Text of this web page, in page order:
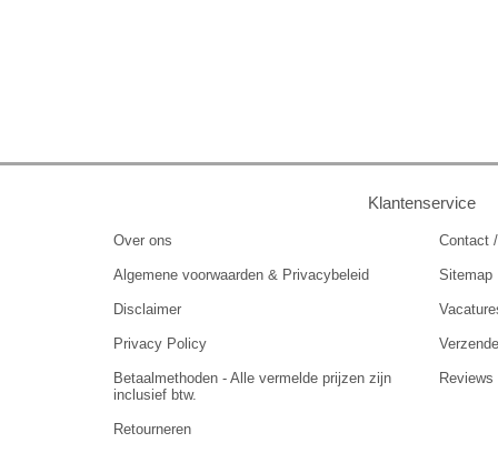
Klantenservice
Over ons
Algemene voorwaarden & Privacybeleid
Disclaimer
Privacy Policy
Betaalmethoden - Alle vermelde prijzen zijn
inclusief btw.
Retourneren
Contact
Sitemap
Reviews